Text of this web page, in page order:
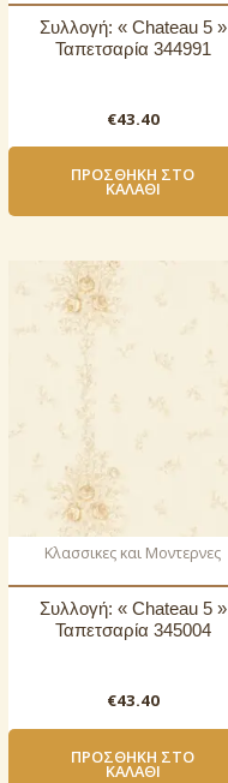
Συλλογή: « Chateau 5 »
Ταπετσαρία 344991
€43.40
ΠΡΟΣΘΉΚΗ ΣΤΟ
ΚΑΛΆΘΙ
Κλασσικες και Μοντερνες
Συλλογή: « Chateau 5 »
Ταπετσαρία 345004
€43.40
ΠΡΟΣΘΉΚΗ ΣΤΟ
ΚΑΛΆΘΙ